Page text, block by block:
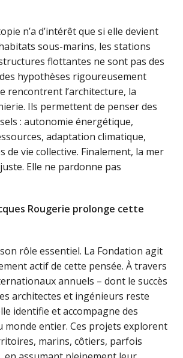
n’a d’intérêt que si elle devient
sous-marins, les stations
flottantes ne sont pas des
hypothèses rigoureusement
rencontrent l’architecture, la
Ils permettent de penser des
: autonomie énergétique,
adaptation climatique,
de vie collective. Finalement, la mer
Elle ne pardonne pas
Rougerie prolonge cette
son rôle essentiel. La Fondation agit
actif de cette pensée. À travers
annuels – dont le succès
architectes et ingénieurs reste
identifie et accompagne des
monde entier. Ces projets explorent
marins, côtiers, parfois